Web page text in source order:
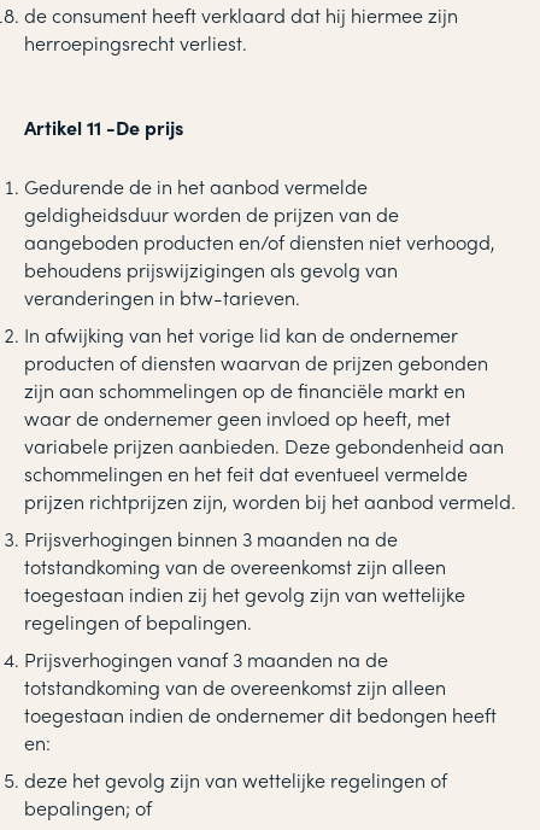
de consument heeft verklaard dat hij hiermee zijn
herroepingsrecht verliest.
Artikel 11 -De prijs
Gedurende de in het aanbod vermelde
geldigheidsduur worden de prijzen van de
aangeboden producten en/of diensten niet verhoogd,
behoudens prijswijzigingen als gevolg van
veranderingen in btw-tarieven.
In afwijking van het vorige lid kan de ondernemer
producten of diensten waarvan de prijzen gebonden
zijn aan schommelingen op de financiële markt en
waar de ondernemer geen invloed op heeft, met
variabele prijzen aanbieden. Deze gebondenheid aan
schommelingen en het feit dat eventueel vermelde
prijzen richtprijzen zijn, worden bij het aanbod vermeld.
Prijsverhogingen binnen 3 maanden na de
totstandkoming van de overeenkomst zijn alleen
toegestaan indien zij het gevolg zijn van wettelijke
regelingen of bepalingen.
Prijsverhogingen vanaf 3 maanden na de
totstandkoming van de overeenkomst zijn alleen
toegestaan indien de ondernemer dit bedongen heeft
en:
deze het gevolg zijn van wettelijke regelingen of
bepalingen; of